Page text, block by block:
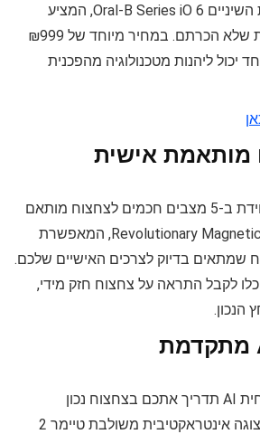
מארז Duo של מברשת השיניים Oral-B Series iO 6, המציע
חוויית צחצוח מתקדמת שלא הכרתם. במחיר מיוחד של ₪999
יכול ליהנות מטכנולוגיה מהפכנית
מותאמת אישית
המברשת החדשה מצוידת ב-5 מצבים חכמים לצחצוח מותאם
אישית בטכנולוגיית Revolutionary Magnetic iO, המאפשרת
שמתאים בדיוק לצרכים האישיים שלכם.
לקבל התראה על צחצוח חזק מידי,
הנכון.
מערכת הצחצוח המונחית AI תדריך אתכם בצחצוח נכון
ואפקטיבי, והכל דרך תצוגה אינטראקטיבית משולבת טיימר 2